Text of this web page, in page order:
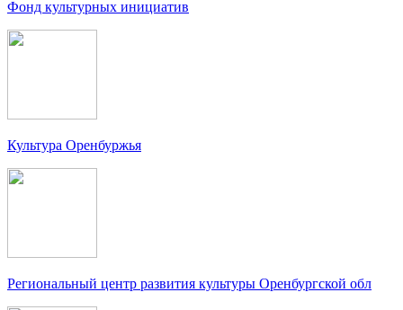
Фонд культурных инициатив
Культура Оренбуржья
Региональный центр развития культуры Оренбургской обл